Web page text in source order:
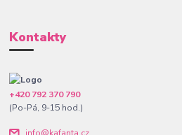
Kontakty
+420 792 370 790
(Po-Pá, 9-15 hod.)
info@kafanta.cz